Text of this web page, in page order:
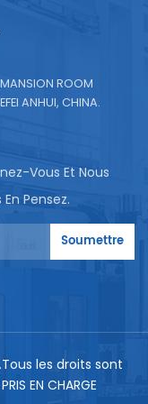
ROOM
ANHUI, CHINA.
Vous Et Nous
Pensez.
Soumettre
les droits sont
EN CHARGE